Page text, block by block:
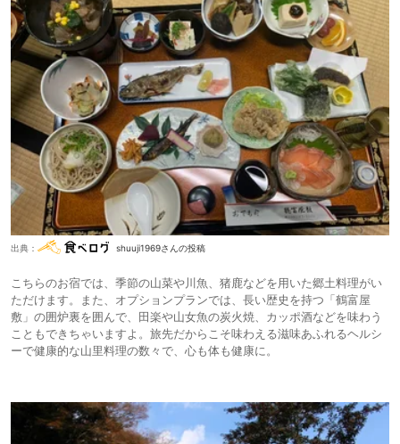
出典： shuuji1969さんの投稿
こちらのお宿では、季節の山菜や川魚、猪鹿などを用いた郷土料理がい
ただけます。また、オプションプランでは、長い歴史を持つ「鶴富屋
敷」の囲炉裏を囲んで、田楽や山女魚の炭火焼、カッポ酒などを味わう
こともできちゃいますよ。旅先だからこそ味わえる滋味あふれるヘルシ
ーで健康的な山里料理の数々で、心も体も健康に。